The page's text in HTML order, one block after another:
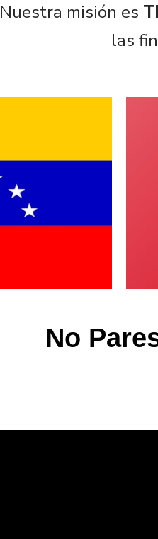
Nuestra misión es
las
No